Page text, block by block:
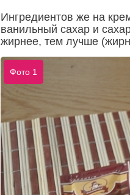
Ингредиентов же на
ванильный сахар и
жирнее, тем лучше
Фото 1